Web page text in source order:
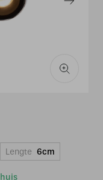
Lengte 6cm